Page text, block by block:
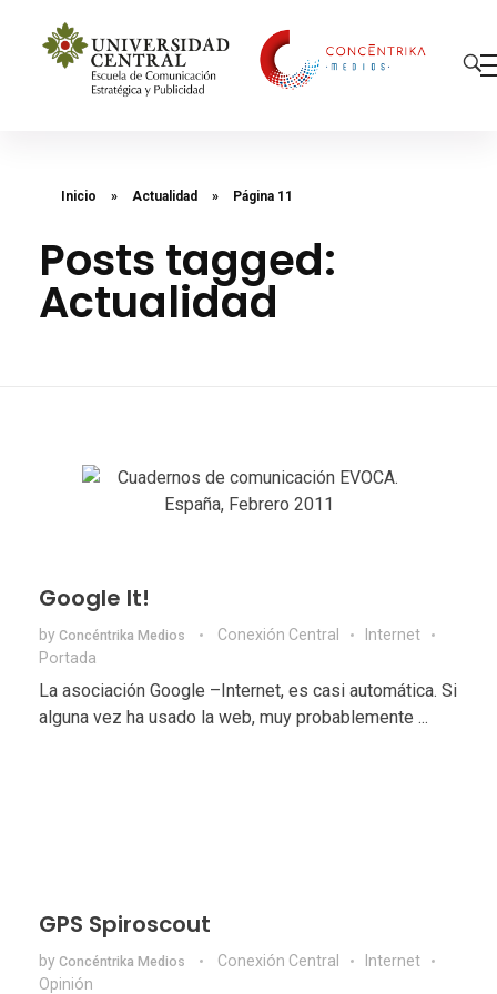
Inicio » Actualidad » Página 11
Posts tagged:
Actualidad
Google It!
by Concéntrika Medios Conexión Central
Internet
Portada
La asociación Google –Internet, es casi automática. Si
alguna vez ha usado la web, muy probablemente ...
GPS Spiroscout
by Concéntrika Medios Conexión Central
Internet
Opinión